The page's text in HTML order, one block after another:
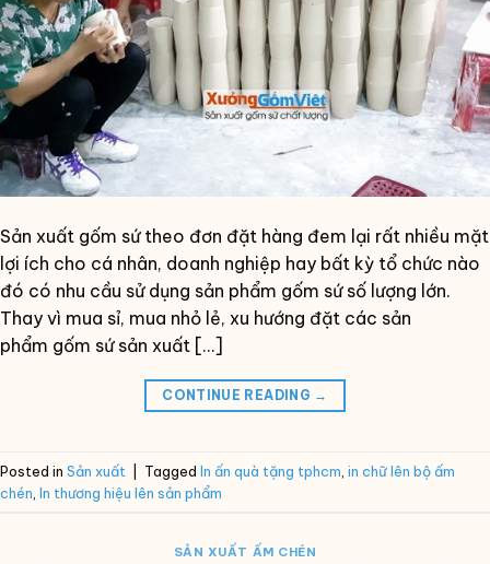
Sản xuất gốm sứ theo đơn đặt hàng đem lại rất nhiều mặt
lợi ích cho cá nhân, doanh nghiệp hay bất kỳ tổ chức nào
đó có nhu cầu sử dụng sản phẩm gốm sứ số lượng lớn.
Thay vì mua sỉ, mua nhỏ lẻ, xu hướng đặt các sản
phẩm gốm sứ sản xuất […]
CONTINUE READING →
Posted in Sản xuất Tagged In ấn quà tặng tphcm in chữ lên bộ ấm
chén In thương hiệu lên sản phẩm
SẢN XUẤT ẤM CHÉN